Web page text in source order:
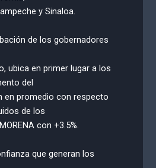
y Sinaloa.
de los gobernadores
ubica en primer lugar a los
del
en promedio con respecto
de los
con +3.5%.
que generan los